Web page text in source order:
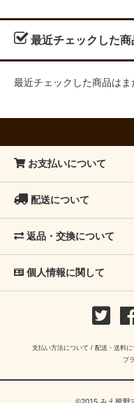
最近チェックした
最近チェックした商品はま
お支払いについて
配送について
返品・交換について
個人情報に関して
支払い方法について / 配送・送料に
プ